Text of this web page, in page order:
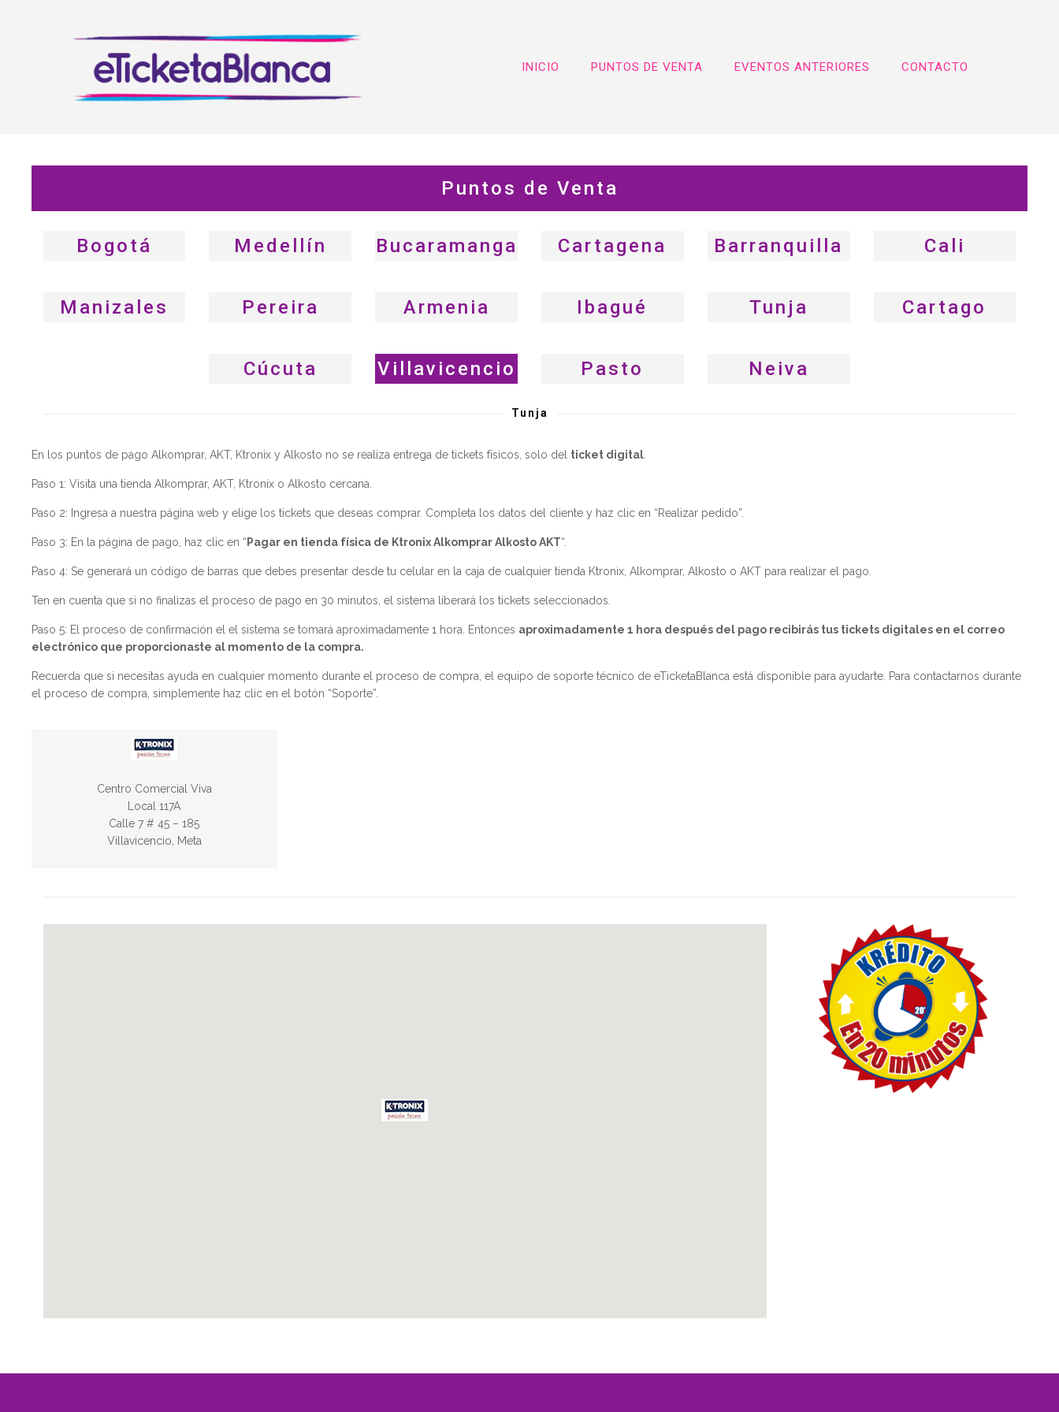
INICIO PUNTOS DE VENTA EVENTOS ANTERIORES CONTACTO
Puntos de Venta
Bogotá Medellín Bucaramanga Cartagena Barranquilla Cali
Manizales Pereira Armenia Ibagué Tunja Cartago
Cúcuta Villavicencio Pasto Neiva
Tunja
En los puntos de pago Alkomprar, AKT, Ktronix y Alkosto no se realiza entrega de tickets físicos, solo del ticket digital.
Paso 1: Visita una tienda Alkomprar, AKT, Ktronix o Alkosto cercana.
Paso 2: Ingresa a nuestra página web y elige los tickets que deseas comprar. Completa los datos del cliente y haz clic en “Realizar pedido”.
Paso 3: En la página de pago, haz clic en “ Pagar en tienda física de Ktronix Alkomprar Alkosto AKT“.
Paso 4: Se generará un código de barras que debes presentar desde tu celular en la caja de cualquier tienda Ktronix, Alkomprar, Alkosto o AKT para realizar el pago.
Ten en cuenta que si no finalizas el proceso de pago en 30 minutos, el sistema liberará los tickets seleccionados.
Paso 5: El proceso de confirmación el el sistema se tomará aproximadamente 1 hora. Entonces aproximadamente 1 hora después del pago recibirás tus tickets digitales en el correo
electrónico que proporcionaste al momento de la compra.
Recuerda que si necesitas ayuda en cualquier momento durante el proceso de compra, el equipo de soporte técnico de eTicketaBlanca está disponible para ayudarte. Para contactarnos durante
el proceso de compra, simplemente haz clic en el botón “Soporte”.
Centro Comercial Viva
Local 117A
Calle 7 # 45 – 185
Villavicencio, Meta
Horario:
Lun a Sáb: 10am a 8pm
Dom: 10am a 8pm